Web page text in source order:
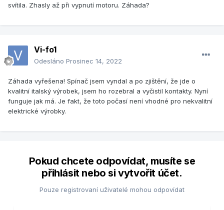
svítila. Zhasly až při vypnutí motoru. Záhada?
Vi-fo1
Odesláno Prosinec 14, 2022
Záhada vyřešena! Spínač jsem vyndal a po zjištění, že jde o
kvalitní italský výrobek, jsem ho rozebral a vyčistil kontakty. Nyní
funguje jak má. Je fakt, že toto počasí není vhodné pro nekvalitní
elektrické výrobky.
Pokud chcete odpovídat, musíte se
přihlásit nebo si vytvořit účet.
Pouze registrovaní uživatelé mohou odpovídat